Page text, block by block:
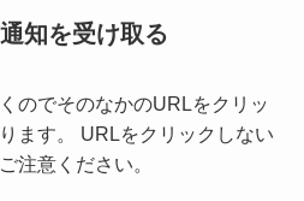
知を受け取る
のでそのなかのURLをクリッ
ます。 URLをクリックしない
注意ください。